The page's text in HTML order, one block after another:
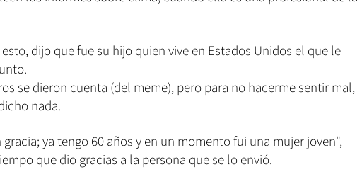
dijo que fue su hijo quien vive en Estados Unidos el que le
se dieron cuenta (del meme), pero para no hacerme sentir mal,
nada.
ya tengo 60 años y en un momento fui una mujer joven",
que dio gracias a la persona que se lo envió.